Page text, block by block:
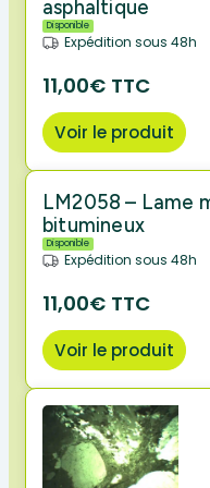
asphaltique
Disponible
Expédition sous 48h
11,00€ TTC
Voir le produit
LM2058 – Lame
bitumineux
Disponible
Expédition sous 48h
11,00€ TTC
Voir le produit